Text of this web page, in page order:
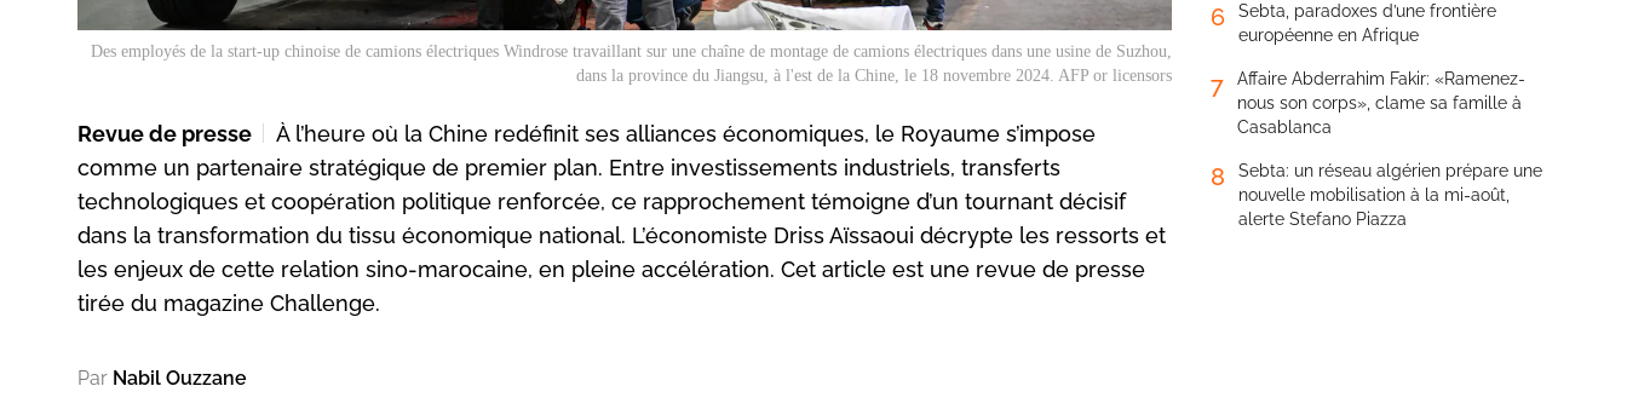
Des employés de la start-up chinoise de camions électriques Windrose travaillant sur une chaîne de montage de camions électriques dans une usine de Suzhou,
dans la province du Jiangsu, à l'est de la Chine, le 18 novembre 2024. AFP or licensors
Revue de presse
À l’heure où la Chine redéfinit ses alliances économiques, le Royaume s’impose
comme un partenaire stratégique de premier plan. Entre investissements industriels, transferts
technologiques et coopération politique renforcée, ce rapprochement témoigne d’un tournant décisif
dans la transformation du tissu économique national. L’économiste Driss Aïssaoui décrypte les ressorts et
les enjeux de cette relation sino-marocaine, en pleine accélération. Cet article est une revue de presse
tirée du magazine Challenge.
Par Nabil Ouzzane
6
Sebta, paradoxes d’une frontière
européenne en Afrique
7
Affaire Abderrahim Fakir: «Ramenez-
nous son corps», clame sa famille à
Casablanca
8
Sebta: un réseau algérien prépare une
nouvelle mobilisation à la mi-août,
alerte Stefano Piazza